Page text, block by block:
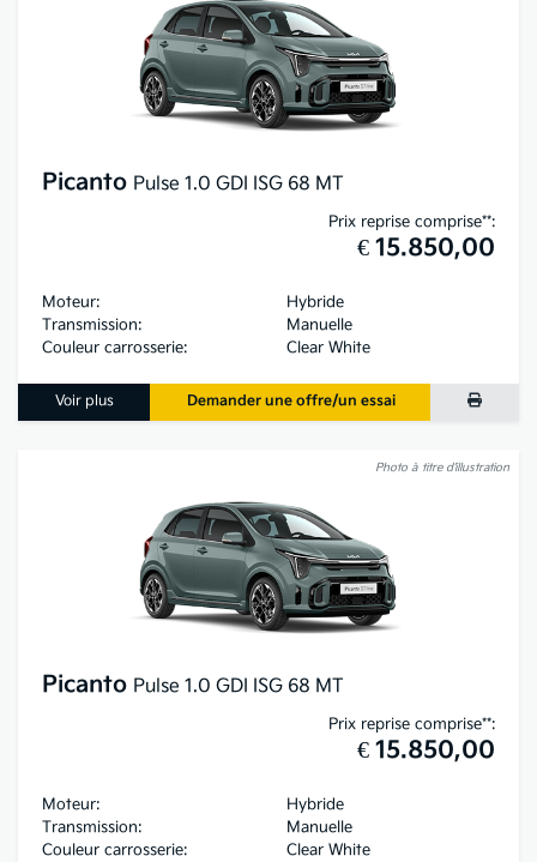
Picanto Pulse 1.0 GDI ISG 68 MT
Prix reprise comprise**:
€ 15.850,00
Moteur:
Hybride
Transmission:
Manuelle
Couleur carrosserie:
Clear White
Voir plus Demander une offre/un essai
Photo à titre d’illustration
Picanto Pulse 1.0 GDI ISG 68 MT
Prix reprise comprise**:
€ 15.850,00
Moteur:
Hybride
Transmission:
Manuelle
Couleur carrosserie:
Clear White